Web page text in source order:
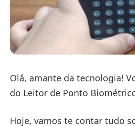
Olá, amante da tecnologia!
do Leitor de Ponto
Hoje, vamos te contar tudo